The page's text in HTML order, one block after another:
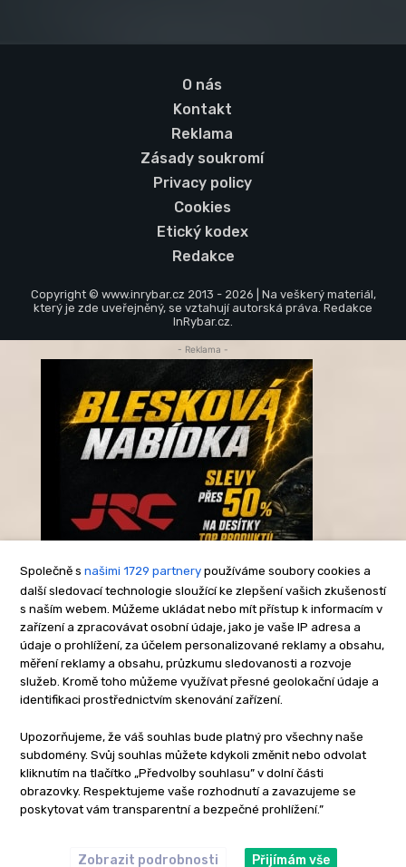
O nás
Kontakt
Reklama
Zásady soukromí
Privacy policy
Cookies
Etický kodex
Redakce
Copyright © www.inrybar.cz 2013 - 2026 | Na veškerý materiál,
který je zde uveřejněný, se vztahují autorská práva. Redakce
InRybar.cz.
Společně s našimi 1729 partnery používáme soubory cookies a
další sledovací technologie sloužící ke zlepšení vašich zkušeností
s naším webem. Můžeme ukládat nebo mít přístup k informacím v
zařízení a zpracovávat osobní údaje, jako je vaše IP adresa a
údaje o prohlížení, za účelem personalizované reklamy a obsahu,
měření reklamy a obsahu, průzkumu sledovanosti a rozvoje
služeb. Kromě toho můžeme využívat přesné geolokační údaje a
identifikaci prostřednictvím skenování zařízení.
Upozorňujeme, že váš souhlas bude platný pro všechny naše
subdomény. Svůj souhlas můžete kdykoli změnit nebo odvolat
kliknutím na tlačítko „Předvolby souhlasu” v dolní části
obrazovky. Respektujeme vaše rozhodnutí a zavazujeme se
poskytovat vám transparentní a bezpečné prohlížení.”
Zobrazit podrobnosti Přijímám vše
- Reklama -
-Reklama-